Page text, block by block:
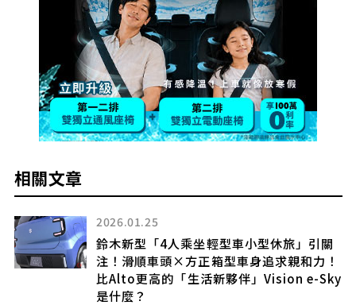
相關文章
2026.01.25
鈴木新型「4人乘坐輕型車小型休旅」引關
注！滑順車頭×方正箱型車身追求親和力！
比Alto更高的「生活新夥伴」Vision e-Sky
是什麼？